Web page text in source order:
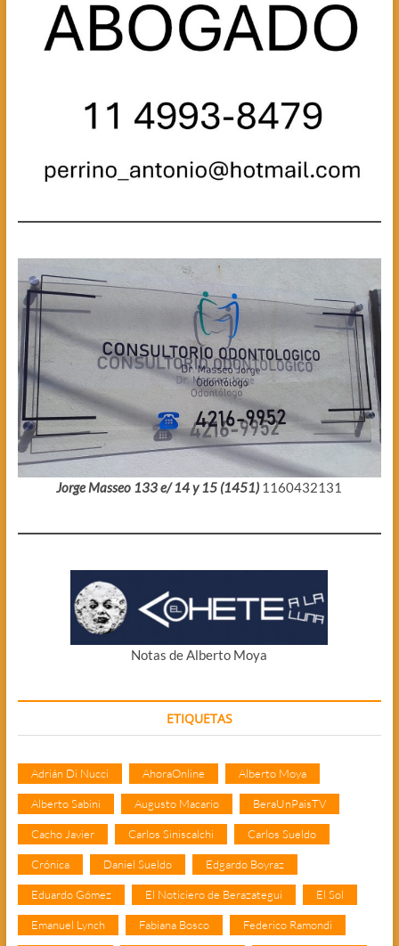
Jorge Masseo 133 e/ 14 y 15 (1451) 1160432131
Notas de Alberto Moya
ETIQUETAS
Adrián Di Nucci AhoraOnline Alberto Moya
Alberto Sabini Augusto Macario BeraUnPaisTV
Cacho Javier Carlos Siniscalchi Carlos Sueldo
Crónica Daniel Sueldo Edgardo Boyraz
Eduardo Gómez El Noticiero de Berazategui El Sol
Emanuel Lynch Fabiana Bosco Federico Ramondi